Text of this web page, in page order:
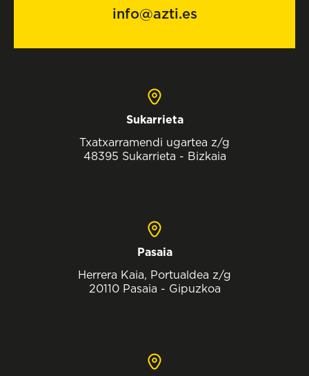
info@azti.es
Sukarrieta
Txatxarramendi ugartea z/g
48395 Sukarrieta - Bizkaia
Pasaia
Herrera Kaia, Portualdea z/g
20110 Pasaia - Gipuzkoa